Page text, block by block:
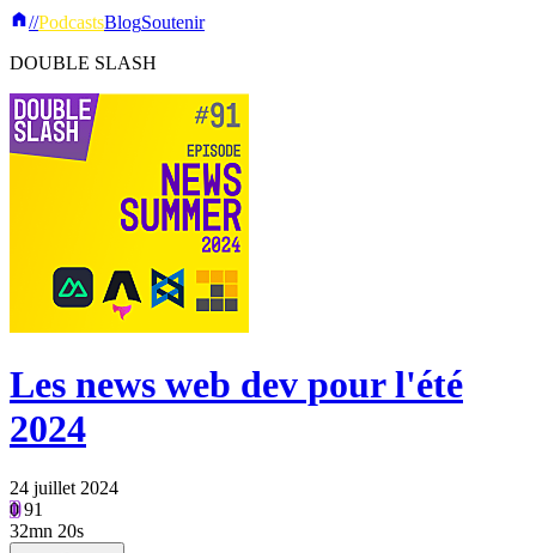
//PodcastsBlogSoutenir
DOUBLE SLASH
Les news web dev pour l'été
2024
24 juillet 2024
091
32mn 20s